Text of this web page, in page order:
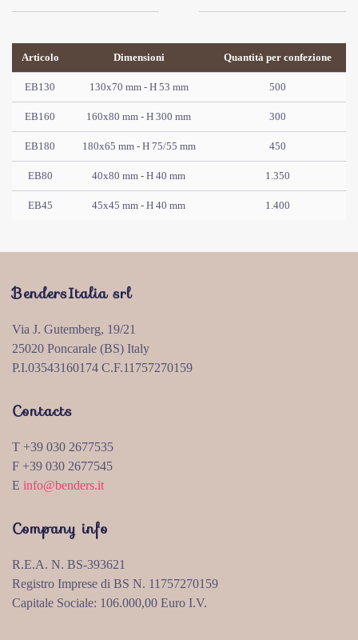
Articolo Dimensioni Quantità per confezione
EB130 130x70 mm - H 53 mm 500
EB160 160x80 mm - H 300 mm 300
EB180 180x65 mm - H 75/55 mm 450
EB80 40x80 mm - H 40 mm 1.350
EB45 45x45 mm - H 40 mm 1.400
BendersItalia srl
Via J. Gutemberg, 19/21
25020 Poncarale (BS) Italy
P.I.03543160174 C.F.11757270159
Contacts
T +39 030 2677535
F +39 030 2677545
E info@benders.it
Company info
R.E.A. N. BS-393621
Registro Imprese di BS N. 11757270159
Capitale Sociale: 106.000,00 Euro I.V.